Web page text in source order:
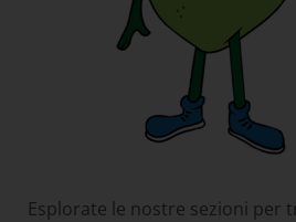
Esplorate le nostre sezioni per